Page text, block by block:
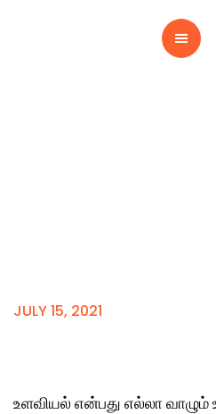
JULY 15, 2021
உளவியல் என்பது எல்லா வாழும்